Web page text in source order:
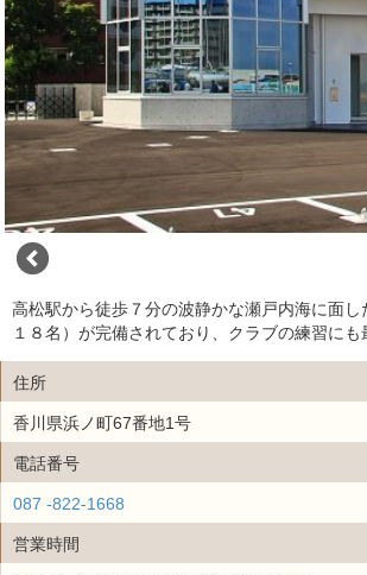
高松駅から徒歩７分の波静かな瀬戸内海に面
１８名）が完備されており、クラブの練習に
住所
香川県浜ノ町67番地1号
電話番号
087 -822-1668
営業時間